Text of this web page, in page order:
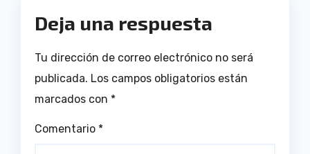
Deja una respuesta
Tu dirección de correo electrónico no será
publicada. Los campos obligatorios están
marcados con *
Comentario *